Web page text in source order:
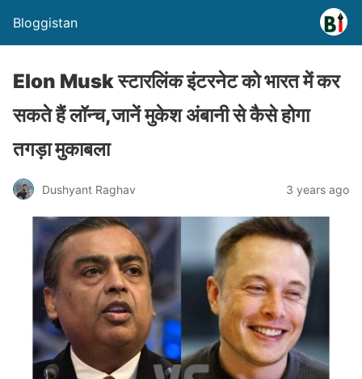
Bloggistan
Elon Musk स्टारलिंक इंटरनेट को भारत में कर
सकते हैं लॉन्च,जानें मुकेश अंबानी से कैसे होगा
तगड़ा मुकाबला
Dushyant Raghav 3 years ago